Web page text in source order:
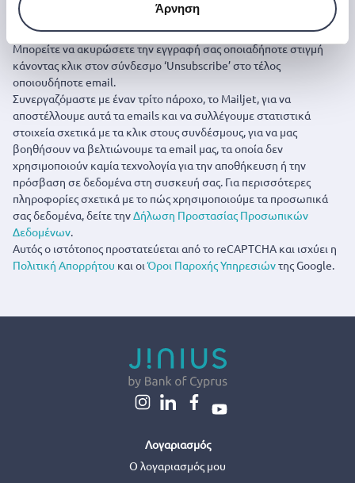
Άρνηση
Μπορείτε να ακυρώσετε την εγγραφή σας οποιαδήποτε στιγμή
κάνοντας κλικ στον σύνδεσμο ‘Unsubscribe’ στο τέλος
οποιουδήποτε email.
Συνεργαζόμαστε με έναν τρίτο πάροχο, το Mailjet, για να
αποστέλλουμε αυτά τα emails και να συλλέγουμε στατιστικά
στοιχεία σχετικά με τα κλικ στους συνδέσμους, για να μας
βοηθήσουν να βελτιώνουμε τα email μας, τα οποία δεν
χρησιμοποιούν καμία τεχνολογία για την αποθήκευση ή την
πρόσβαση σε δεδομένα στη συσκευή σας. Για περισσότερες
πληροφορίες σχετικά με το πώς χρησιμοποιούμε τα προσωπικά
σας δεδομένα, δείτε τηνΔήλωση Προστασίας Προσωπικών
Δεδομένων.
Αυτός ο ιστότοπος προστατεύεται από το reCAPTCHA και ισχύει η
Πολιτική Απορρήτου και οιΌροι Παροχής Υπηρεσιώντης Google.
Λογαριασμός
Ο λογαριασμός μου